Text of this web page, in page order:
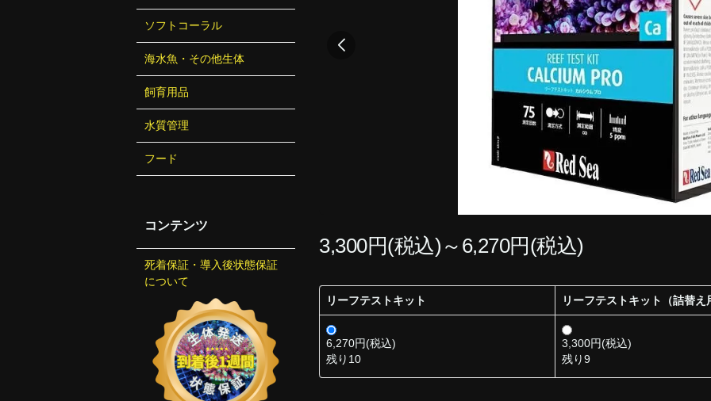
3,300円(税込)～6,270円(税込)
リーフテストキット リーフテストキット（詰替え
6,270円(税込)
残り10
3,300円(税込)
残り9
ソフトコーラル
海水魚・その他生体
飼育用品
水質管理
フード
コンテンツ
死着保証・導入後状態保証
について